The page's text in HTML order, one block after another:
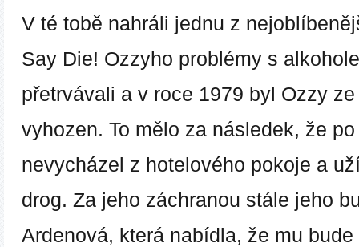
V té tobě nahráli jednu z
Say Die! Ozzyho problémy s
přetrvávali a v roce 1979 byl Ozzy
vyhozen. To mělo za následek, že
nevycházel z hotelového pokoje a
drog. Za jeho záchranou stále jeho
Ardenová, která nabídla, že mu